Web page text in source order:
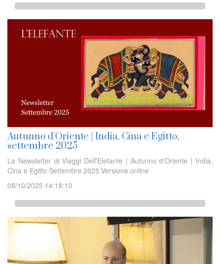
Autunno d'Oriente | India, Cina e Egitto,
settembre 2025
La Newsletter di Viaggi Dell'Elefante | Autunno d'Oriente | India,
Cina e Egitto Settembre 2025 Versione online
08/10/2025 14:18:10